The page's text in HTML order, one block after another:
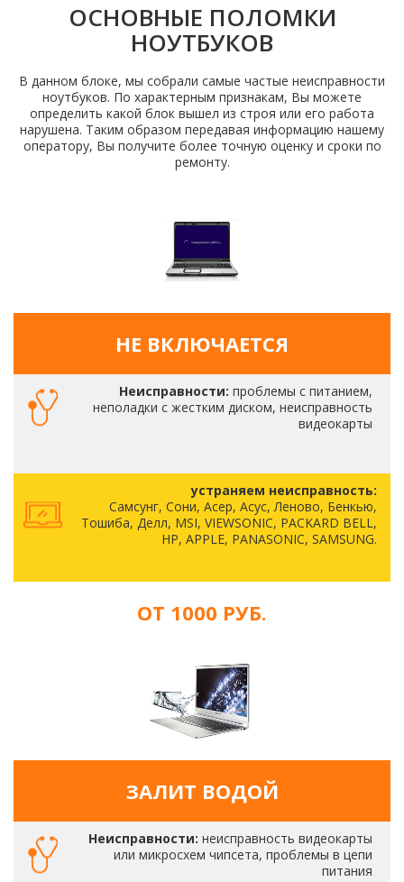
ОСНОВНЫЕ ПОЛОМКИ
НОУТБУКОВ
В данном блоке, мы собрали самые частые неисправности
ноутбуков. По характерным признакам, Вы можете
определить какой блок вышел из строя или его работа
нарушена. Таким образом передавая информацию нашему
оператору, Вы получите более точную оценку и сроки по
ремонту.
НЕ ВКЛЮЧАЕТСЯ
Неисправности: проблемы с питанием,
неполадки с жестким диском, неисправность
видеокарты
устраняем неисправность:
Самсунг, Сони, Асер, Асус, Леново, Бенкью,
Тошиба, Делл, MSI, VIEWSONIC, PACKARD BELL,
HP, APPLE, PANASONIC, SAMSUNG.
ОТ 1000 РУБ.
ЗАЛИТ ВОДОЙ
Неисправности: неисправность видеокарты
или микросхем чипсета, проблемы в цепи
питания